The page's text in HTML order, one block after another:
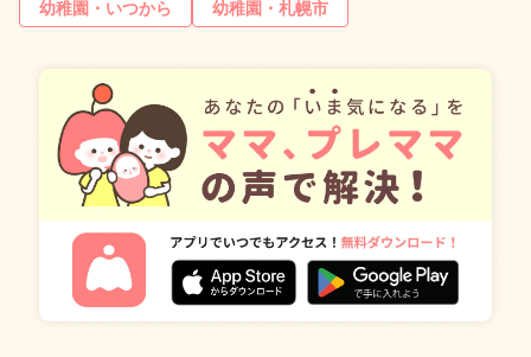
幼稚園・いつから
幼稚園・札幌市